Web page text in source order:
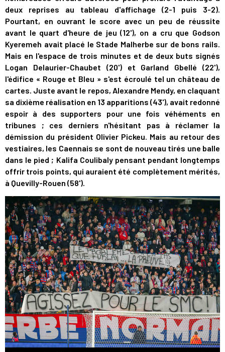
deux reprises au tableau d'affichage (2-1 puis 3-2).
Pourtant, en ouvrant le score avec un peu de réussite
avant le quart d'heure de jeu (12'), on a cru que Godson
Kyeremeh avait placé le Stade Malherbe sur de bons rails.
Mais en l'espace de trois minutes et de deux buts signés
Logan Delaurier-Chaubet (20') et Garland Gbellé (22'),
l'édifice « Rouge et Bleu » s'est écroulé tel un château de
cartes. Juste avant le repos, Alexandre Mendy, en claquant
sa dixième réalisation en 13 apparitions (43'), avait redonné
espoir à des supporters pour une fois véhéments en
tribunes ; ces derniers n'hésitant pas à réclamer la
démission du président Olivier Pickeu. Mais au retour des
vestiaires, les Caennais se sont de nouveau tirés une balle
dans le pied ; Kalifa Coulibaly pensant pendant longtemps
offrir trois points, qui auraient été complètement mérités,
à Quevilly-Rouen (58').